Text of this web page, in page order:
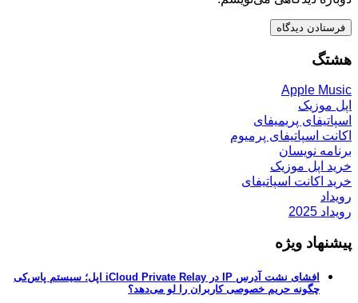
هشتگ
Apple Music
اپل موزیک
اسپاتیفای پریمیفای
اکانت اسپاتیفای پرمیوم
برنامه نویسان
خرید اپل موزیک
خرید اکانت اسپاتیفای
رویداد
رویداد 2025
پیشنهاد ویژه
افشای نشت آدرس IP در iCloud Private Relay اپل؛ سیستم پاس‌کی
چگونه حریم خصوصی کاربران را لو می‌دهد؟